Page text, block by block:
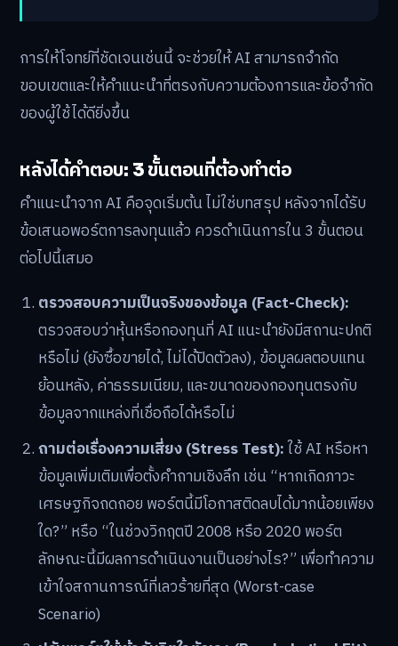
การให้โจทย์ที่ชัดเจนเช่นนี้ จะช่วยให้ AI สามารถจำกัด
ขอบเขตและให้คำแนะนำที่ตรงกับความต้องการและข้อจำกัด
ของผู้ใช้ได้ดียิ่งขึ้น
หลังได้คำตอบ: 3 ขั้นตอนที่ต้องทำต่อ
คำแนะนำจาก AI คือจุดเริ่มต้น ไม่ใช่บทสรุป หลังจากได้รับ
ข้อเสนอพอร์ตการลงทุนแล้ว ควรดำเนินการใน 3 ขั้นตอน
ต่อไปนี้เสมอ
ตรวจสอบความเป็นจริงของข้อมูล (Fact-Check):
ตรวจสอบว่าหุ้นหรือกองทุนที่ AI แนะนำยังมีสถานะปกติ
หรือไม่ (ยังซื้อขายได้, ไม่ได้ปิดตัวลง), ข้อมูลผลตอบแทน
ย้อนหลัง, ค่าธรรมเนียม, และขนาดของกองทุนตรงกับ
ข้อมูลจากแหล่งที่เชื่อถือได้หรือไม่
ถามต่อเรื่องความเสี่ยง (Stress Test):ใช้ AI หรือหา
ข้อมูลเพิ่มเติมเพื่อตั้งคำถามเชิงลึก เช่น “หากเกิดภาวะ
เศรษฐกิจถดถอย พอร์ตนี้มีโอกาสติดลบได้มากน้อยเพียง
ใด?” หรือ “ในช่วงวิกฤตปี 2008 หรือ 2020 พอร์ต
ลักษณะนี้มีผลการดำเนินงานเป็นอย่างไร?” เพื่อทำความ
เข้าใจสถานการณ์ที่เลวร้ายที่สุด (Worst-case
Scenario)